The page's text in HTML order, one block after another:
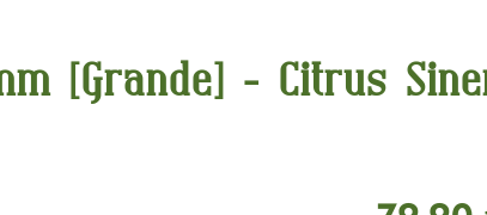
[Grande] - Citrus
Regulärer